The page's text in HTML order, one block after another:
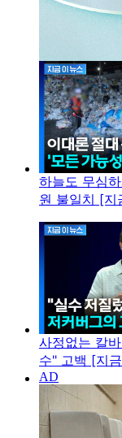
하늘도 무심
원 불일치 [지
사정없는 칼
수" 고백 [지